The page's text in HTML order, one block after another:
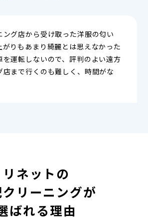
ング店から受け取った洋服の匂い
がりもあまり綺麗とは思えなかった
を運転しないので、評判のよい遠方
店まで行くのも難しく、時間がな
リネットの
リーニングが
ばれる理由